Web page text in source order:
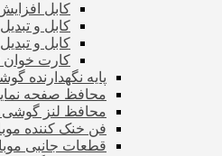
کابل
کابل و تبدیل OTG
کابل و تبدیل HDMI
کارت
پایه نگهدارنده
محافظ صفحه
محافظ لنز گوشی
فن خنک کننده
قطعات جانبی